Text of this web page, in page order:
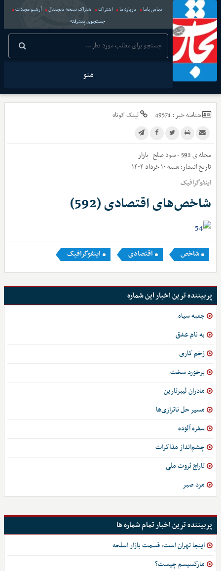
تماس باما درباره ما اشتراک اشتراک نسخه دیجیتال
آرشیو مجلات
جستجوی پیشرفته
منو
شناسه خبر :49571 لینک کوتاه
مجله ی 592 - سود صلح
بازار
تاریخ انتشار:شنبه ۱۰ خرداد ۱۴۰۴
اینفوگرافیک
شاخص‌های اقتصادی (592)
شاخص اقتصادی اینفوگرافیک
پربیننده ترین اخبار این شماره
جعبه سیاه
به نام عشق
زخم‌ کاری
برخورد سخت
مادران لیبرتارین
مسیر حل ناترازی‌ها
سفره آلوده
چشم‌انداز مذاکرات
تاراج ثروت ملی
مزد صبر
پربیننده ترین اخبار تمام شماره ها
اینجا تهران است، قسمت بازار اسلحه
مارکسیسم چیست؟